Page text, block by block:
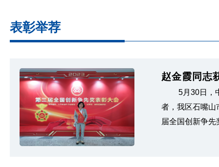
表彰举荐
赵金霞同志
5月30日，
者，我区石嘴山
届全国创新争